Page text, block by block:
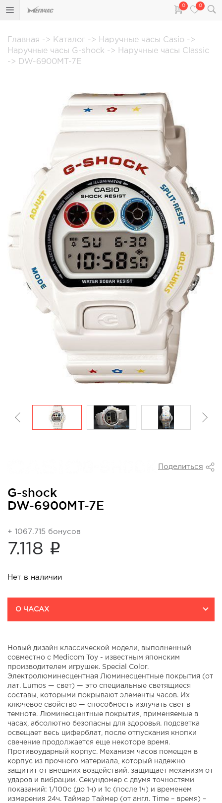
0 0
Главная -> Каталог -> Наручные часы Casio ->
Наручные часы G-shock -> Наручные часы Classic
-> DW-6900MT-7E
Поделиться
G-shock
DW-6900MT-7E
+ 1067.715 бонусов
7.118 i
Нет в наличии
О ЧАСАХ
Новый дизайн классической модели, выполненный
совместно с Medicom Toy - известным японским
производителем игрушек. Special Color.
Электролюминесцентная Люминесцентные покрытия (от
лат. Lumos — свет) — это специальные светящиеся
составы, которыми покрывают элементы часов. Их
ключевое свойство — способность излучать свет в
темноте. Люминесцентные покрытия, применяемые в
часах, абсолютно безопасны для здоровья. подсветка
освещает весь циферблат, после отпускания кнопки
свечение продолжается еще некоторе время.
Противоударный корпус. Механизм часов помещен в
корпус из прочного материала, который надежно
защитит от внешних воздействий. защищает механизм от
ударов и вибрации. Секундомер с двумя точностями
показаний: 1/100с (до 1ч) и 1с (после 1ч) и временем
измерения 24ч. Таймер Таймер (от англ. Time – время) –